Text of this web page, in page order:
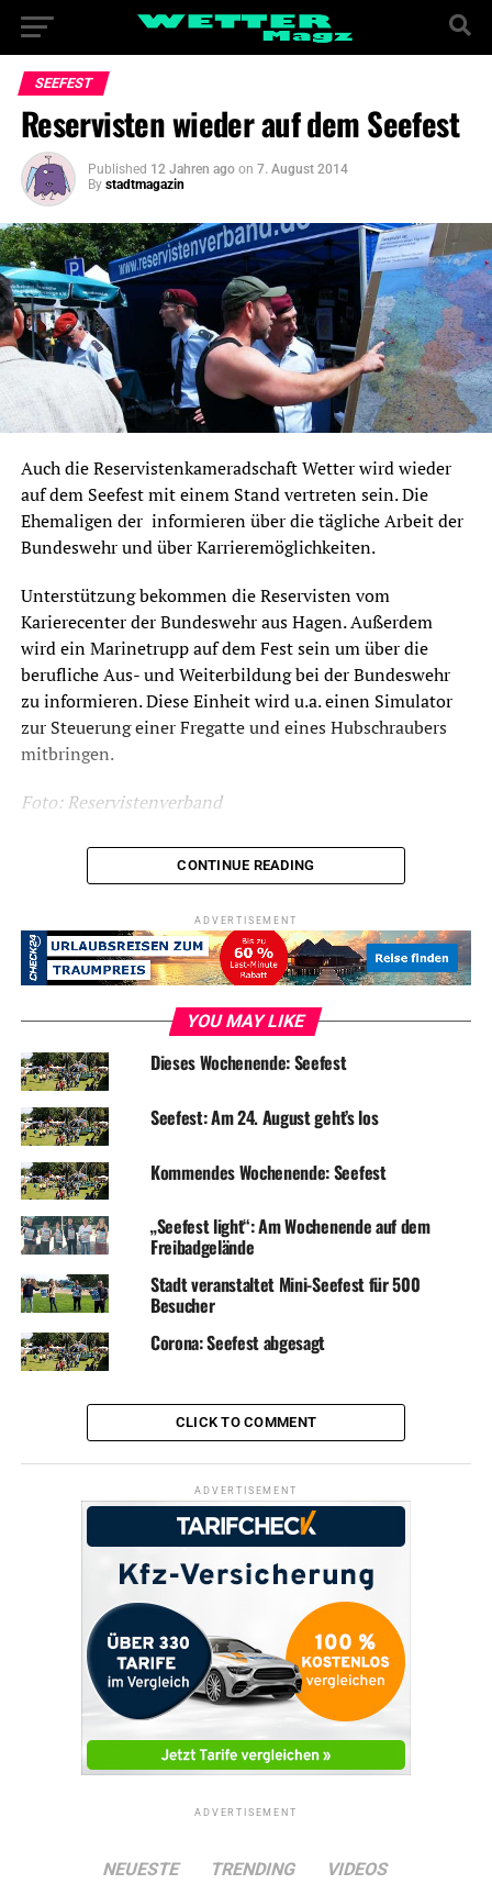
SEEFEST
Reservisten wieder auf dem Seefest
Published 12 Jahren ago on 7. August 2014
By stadtmagazin
Auch die Reservistenkameradschaft Wetter wird wieder
auf dem Seefest mit einem Stand vertreten sein. Die
Ehemaligen der informieren über die tägliche Arbeit der
Bundeswehr und über Karrieremöglichkeiten.
Unterstützung bekommen die Reservisten vom
Karierecenter der Bundeswehr aus Hagen. Außerdem
wird ein Marinetrupp auf dem Fest sein um über die
berufliche Aus- und Weiterbildung bei der Bundeswehr
zu informieren. Diese Einheit wird u.a. einen Simulator
zur Steuerung einer Fregatte und eines Hubschraubers
mitbringen.
Foto: Reservistenverband
UP NEXT
Jetzt geht’s loooos!
Seefest Programm veröffentlicht
CONTINUE READING
ADVERTISEMENT
YOU MAY LIKE
Dieses Wochenende: Seefest
Seefest: Am 24. August geht’s los
Kommendes Wochenende: Seefest
„Seefest light“: Am Wochenende auf dem
Freibadgelände
Stadt veranstaltet Mini-Seefest für 500
Besucher
Corona: Seefest abgesagt
CLICK TO COMMENT
ADVERTISEMENT
ADVERTISEMENT
NEUESTE TRENDING VIDEOS